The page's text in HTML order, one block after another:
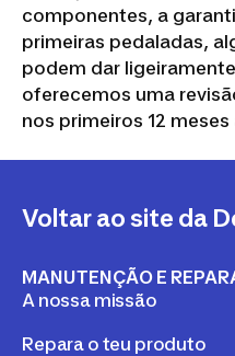
componentes, a
primeiras pedaladas,
podem dar
oferecemos uma
nos primeiros 12
Voltar ao site da
MANUTENÇÃO E
A nossa missão
Repara o teu produto